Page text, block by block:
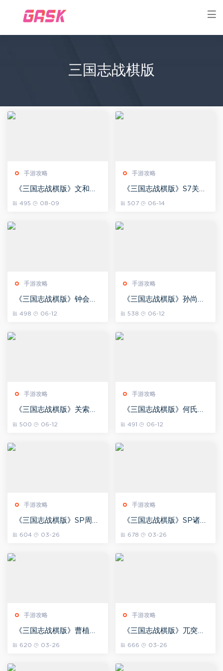
三国志战棋版
手游攻略
《三国志战棋版》文和乱
495 08-09
手游攻略
《三国志战棋版》S7关索
507 06-14
手游攻略
《三国志战棋版》钟会阵
498 06-12
手游攻略
《三国志战棋版》孙尚香
538 06-12
手游攻略
《三国志战棋版》关索阵
500 06-12
手游攻略
《三国志战棋版》何氏阵
491 06-12
手游攻略
《三国志战棋版》SP周瑜
604 03-26
手游攻略
《三国志战棋版》SP诸葛
678 03-26
手游攻略
《三国志战棋版》曹植阵
620 03-26
手游攻略
《三国志战棋版》兀突骨
666 03-26